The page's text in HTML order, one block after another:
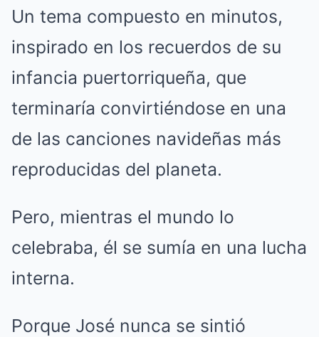
Un tema compuesto en minutos,
inspirado en los recuerdos de su
infancia puertorriqueña, que
terminaría convirtiéndose en una
de las canciones navideñas más
reproducidas del planeta.
Pero, mientras el mundo lo
celebraba, él se sumía en una lucha
interna.
Porque José nunca se sintió